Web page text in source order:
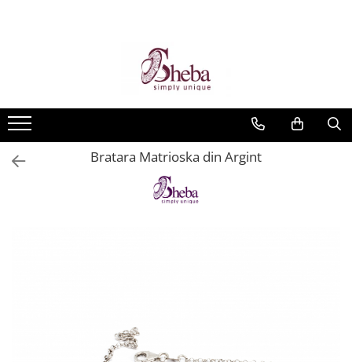
Bratara Matrioska din Argint